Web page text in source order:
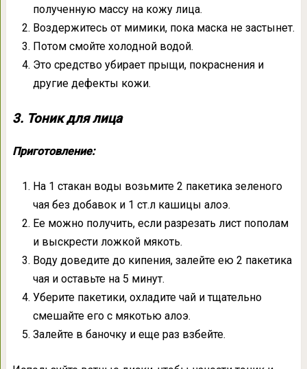
полученную массу на кожу лица.
Воздержитесь от мимики, пока маска не застынет.
Потом смойте холодной водой.
Это средство убирает прыщи, покраснения и
другие дефекты кожи.
3. Тоник для лица
Приготовление:
На 1 стакан воды возьмите 2 пакетика зеленого
чая без добавок и 1 ст.л кашицы алоэ.
Ее можно получить, если разрезать лист пополам
и выскрести ложкой мякоть.
Воду доведите до кипения, залейте ею 2 пакетика
чая и оставьте на 5 минут.
Уберите пакетики, охладите чай и тщательно
смешайте его с мякотью алоэ.
Залейте в баночку и еще раз взбейте.